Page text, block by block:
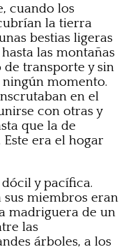
cuando los
la tierra
bestias ligeras
las montañas
transporte y sin
momento.
en el
con otras y
que la de
era el hogar
y pacífica.
sus miembros eran
madriguera de un
las
árboles, a los